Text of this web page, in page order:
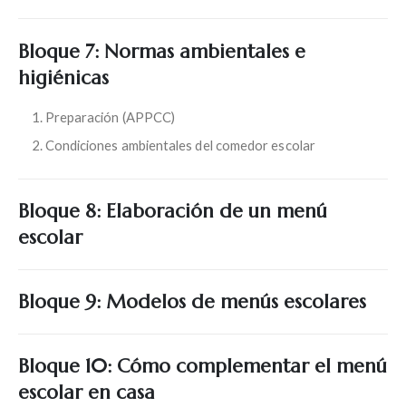
Bloque 7: Normas ambientales e
higiénicas
Preparación (APPCC)
Condiciones ambientales del comedor escolar
Bloque 8: Elaboración de un menú
escolar
Bloque 9: Modelos de menús escolares
Bloque 10: Cómo complementar el menú
escolar en casa